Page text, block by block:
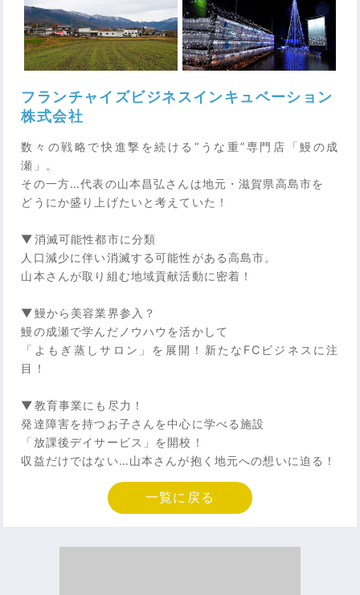
フランチャイズビジネスインキュベーション
株式会社
数々の戦略で快進撃を続ける“うな重”専門店「鰻の成
瀬」。
その一方…代表の山本昌弘さんは地元・滋賀県高島市を
どうにか盛り上げたいと考えていた！
▼消滅可能性都市に分類
人口減少に伴い消滅する可能性がある高島市。
山本さんが取り組む地域貢献活動に密着！
▼鰻から美容業界参入？
鰻の成瀬で学んだノウハウを活かして
「よもぎ蒸しサロン」を展開！新たなFCビジネスに注
目！
▼教育事業にも尽力！
発達障害を持つお子さんを中心に学べる施設
「放課後デイサービス」を開校！
収益だけではない…山本さんが抱く地元への想いに迫る！
一覧に戻る